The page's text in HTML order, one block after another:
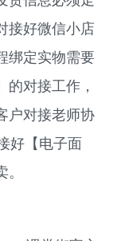
接好微信小店
绑定实物需要
对接工作，
户对接老师协
好【电子面